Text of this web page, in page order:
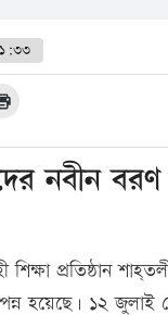
নবীন
প্রতিষ্ঠান
হয়েছে। ১২ জুলাই